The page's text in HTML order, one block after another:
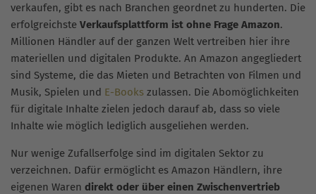
verkaufen, gibt es nach Branchen geordnet zu hunderten. Die
erfolgreichste Verkaufsplattform ist ohne Frage Amazon.
Millionen Händler auf der ganzen Welt vertreiben hier ihre
materiellen und digitalen Produkte. An Amazon angegliedert
sind Systeme, die das Mieten und Betrachten von Filmen und
Musik, Spielen und E-Books zulassen. Die Abomöglichkeiten
für digitale Inhalte zielen jedoch darauf ab, dass so viele
Inhalte wie möglich lediglich ausgeliehen werden.
Nur wenige Zufallserfolge sind im digitalen Sektor zu
verzeichnen. Dafür ermöglicht es Amazon Händlern, ihre
eigenen Waren direkt oder über einen Zwischenvertrieb